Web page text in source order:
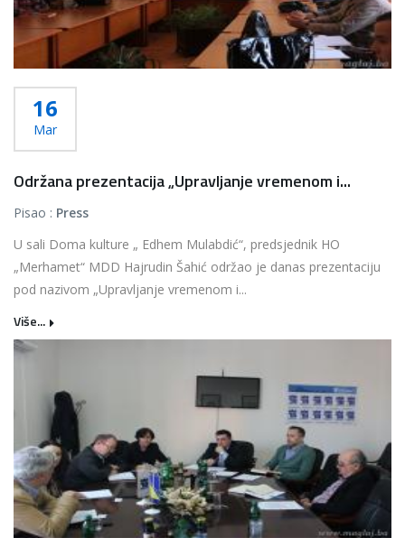
16
Mar
Održana prezentacija „Upravljanje vremenom i...
Pisao : Press
U sali Doma kulture „ Edhem Mulabdić“, predsjednik HO
„Merhamet“ MDD Hajrudin Šahić održao je danas prezentaciju
pod nazivom „Upravljanje vremenom i...
Više...